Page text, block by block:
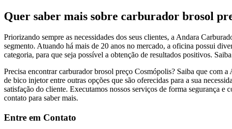
Quer saber mais sobre carburador brosol
Priorizando sempre as necessidades dos seus clientes, a Andara
segmento. Atuando há mais de 20 anos no mercado, a oficina possui
categoria, para que seja possível a obtenção de resultados positivos.
Precisa encontrar carburador brosol preço Cosmópolis? Saiba que com
de bico injetor entre outras opções que são oferecidas para a sua
satisfação do cliente. Executamos nossos serviços de forma segurança
contato para saber mais.
Entre em Contato